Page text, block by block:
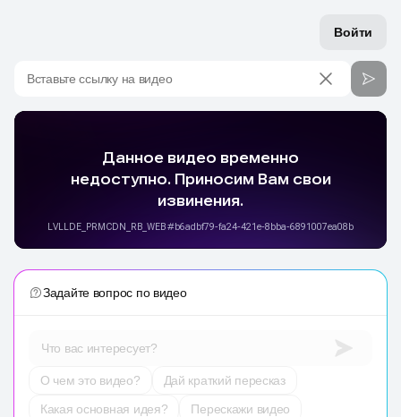
Войти
Вставьте ссылку на видео
Задайте вопрос по видео
Что вас интересует?
О чем это видео?
Дай краткий пересказ
Какая основная идея?
Перескажи видео